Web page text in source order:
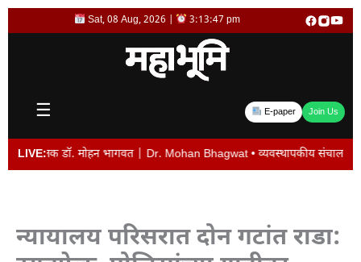
Skip
Sat, 08 Aug, 2026 | 3:13:47 pm
☰ E-paper Join Us
LIVE:
डॉ. मोहन भागवत | Dr. Mohan Bhagwat • व्यवस्थापकीय संचालक विजय देशमुख
न्यायालय परिसरात दोन गटांत राडा: